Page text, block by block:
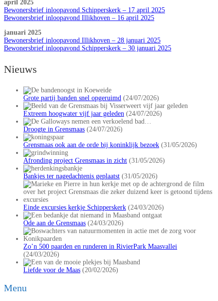
april 2025
Bewonersbrief inloopavond Schipperskerk – 17 april 2025
Bewonersbrief inloopavond Illikhoven – 16 april 2025
januari 2025
Bewonersbrief inloopavond Illikhoven – 28 januari 2025
Bewonersbrief inloopavond Schipperskerk – 30 januari 2025
Nieuws
Grote partij banden snel opgeruimd (24/07/2026)
Extreem hoogwater vijf jaar geleden (24/07/2026)
Droogte in Grensmaas (24/07/2026)
Grensmaas ook aan de orde bij koninklijk bezoek (31/05/2026)
Afronding project Grensmaas in zicht (31/05/2026)
Bankjes ter nagedachtenis geplaatst (31/05/2026)
Einde excursies kerkje Schipperskerk (24/03/2026)
Ode aan de Grensmaas (24/03/2026)
Zo’n 500 paarden en runderen in RivierPark Maasvallei
(24/03/2026)
Liefde voor de Maas (20/02/2026)
Menu